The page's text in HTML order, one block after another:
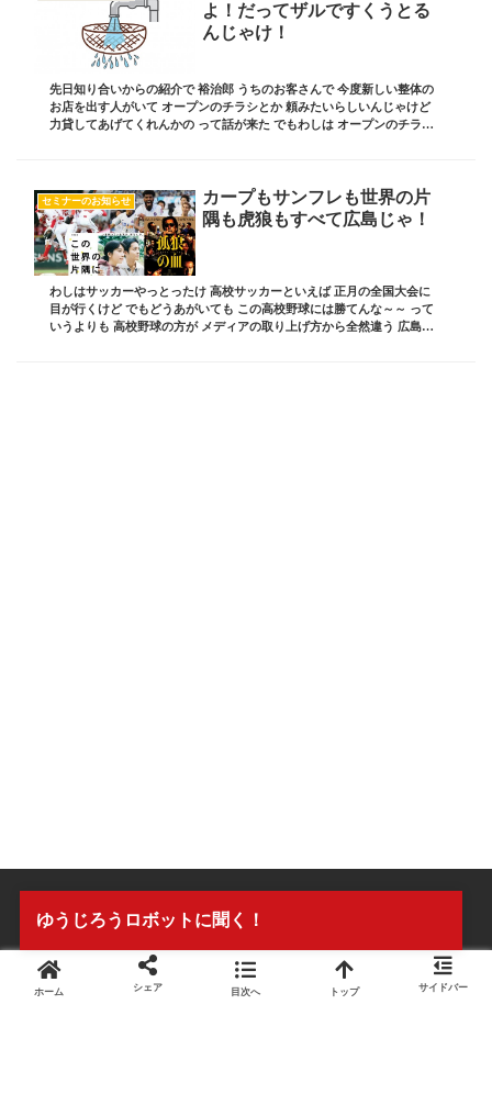
よ！だってザルですくうとる
んじゃけ！
先日知り合いからの紹介で 裕治郎 うちのお客さんで 今度新しい整体の
お店を出す人がいて オープンのチラシとか 頼みたいらしいんじゃけど
力貸してあげてくれんかの って話が来た でもわしは オープンのチラシ
セミナーのお知らせ
カープもサンフレも世界の片
隅も虎狼もすべて広島じゃ！
わしはサッカーやっとったけ 高校サッカーといえば 正月の全国大会に
目が行くけど でもどうあがいても この高校野球には勝てんな～～ って
いうよりも 高校野球の方が メディアの取り上げ方から全然違う 広島の
ホーム シェア 目次へ トップ サイドバー
ゆうじろうロボットに聞く！